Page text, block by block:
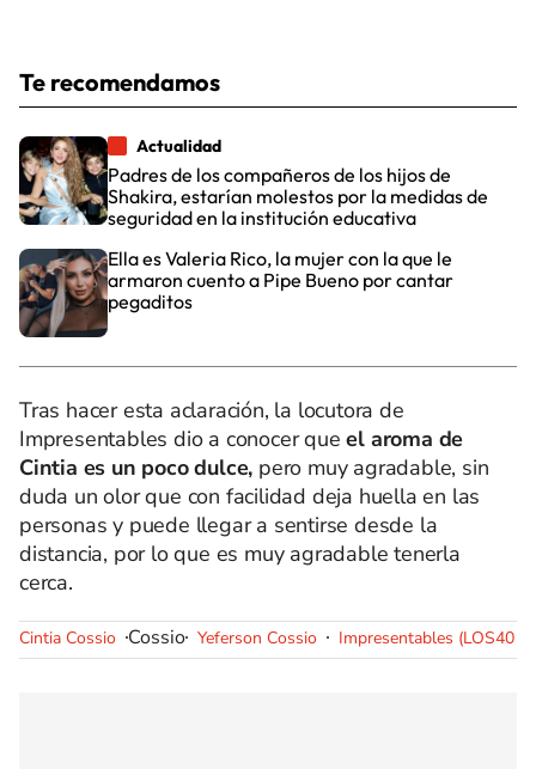
Te recomendamos
Actualidad
Padres de los compañeros de los hijos de
Shakira, estarían molestos por la medidas de
seguridad en la institución educativa
Ella es Valeria Rico, la mujer con la que le
armaron cuento a Pipe Bueno por cantar
pegaditos
Tras hacer esta aclaración, la locutora de
Impresentables dio a conocer queel aroma de
Cintia es un poco dulce, pero muy agradable, sin
duda un olor que con facilidad deja huella en las
personas y puede llegar a sentirse desde la
distancia, por lo que es muy agradable tenerla
cerca.
Cintia Cossio Cossio Yeferson Cossio Impresentables (LOS40